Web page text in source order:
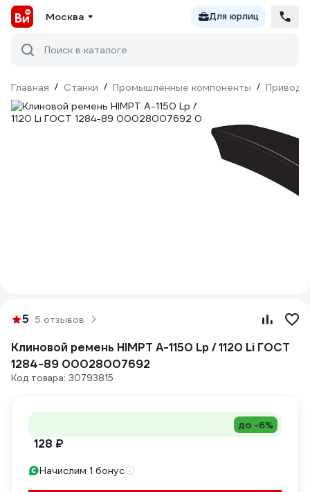
Москва Для юрлиц
Поиск в каталоге
Главная / Станки / Промышленные компоненты /
5 5 отзывов
Клиновой ремень HIMPT А-1150 Lp / 1120 Li ГОСТ
1284-89 00028007692
Код товара: 30793815
до -6%
128 ₽
Начислим 1 бонус